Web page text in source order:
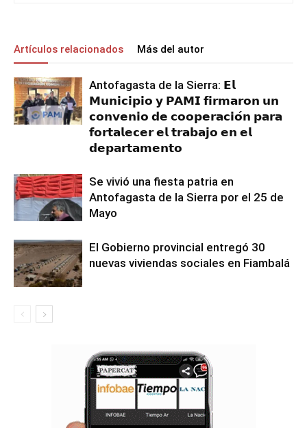
Artículos relacionados Más del autor
Antofagasta de la Sierra: 𝗘𝗹
𝗠𝘂𝗻𝗶𝗰𝗶𝗽𝗶𝗼 𝘆 𝗣𝗔𝗠𝗜 𝗳𝗶𝗿𝗺𝗮𝗿𝗼𝗻 𝘂𝗻
𝗰𝗼𝗻𝘃𝗲𝗻𝗶𝗼 𝗱𝗲 𝗰𝗼𝗼𝗽𝗲𝗿𝗮𝗰𝗶𝗼́𝗻 𝗽𝗮𝗿𝗮
𝗳𝗼𝗿𝘁𝗮𝗹𝗲𝗰𝗲𝗿 𝗲𝗹 𝘁𝗿𝗮𝗯𝗮𝗷𝗼 𝗲𝗻 𝗲𝗹
𝗱𝗲𝗽𝗮𝗿𝘁𝗮𝗺𝗲𝗻𝘁𝗼
Se vivió una fiesta patria en
Antofagasta de la Sierra por el 25 de
Mayo
El Gobierno provincial entregó 30
nuevas viviendas sociales en Fiambalá